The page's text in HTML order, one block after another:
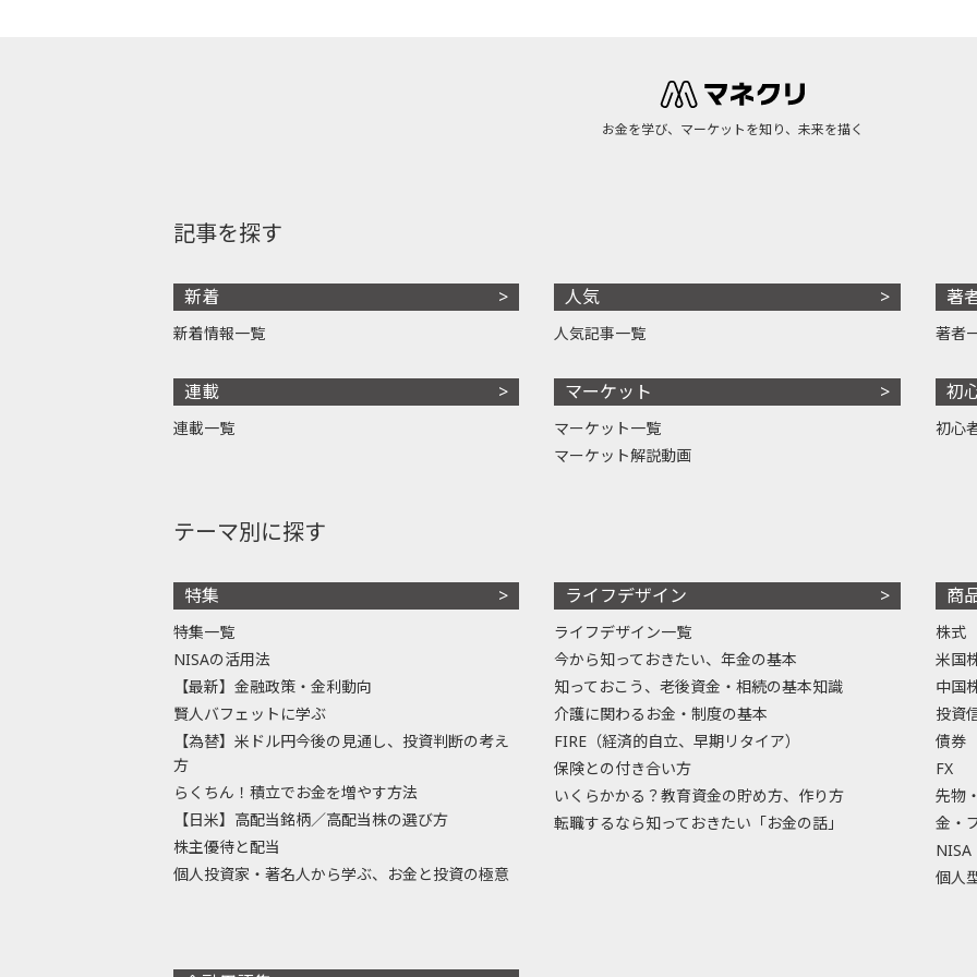
お金を学び、マーケットを知り、未来を描く
記事を探す
新着
新着情報一覧
連載
連載一覧
人気
人気記事一覧
マーケット
マーケット一覧
マーケット解説動画
著
著者
初
初心
テーマ別に探す
特集
特集一覧
NISAの活用法
【最新】金融政策・金利動向
賢人バフェットに学ぶ
【為替】米ドル円今後の見通し、投資判断の考え
方
らくちん！積立でお金を増やす方法
【日米】高配当銘柄／高配当株の選び方
株主優待と配当
個人投資家・著名人から学ぶ、お金と投資の極意
ライフデザイン
ライフデザイン一覧
今から知っておきたい、年金の基本
知っておこう、老後資金・相続の基本知識
介護に関わるお金・制度の基本
FIRE（経済的自立、早期リタイア）
保険との付き合い方
いくらかかる？教育資金の貯め方、作り方
転職するなら知っておきたい「お金の話」
商
株式
米国
中国
投資
債券
FX
先物
金・
NISA
個人